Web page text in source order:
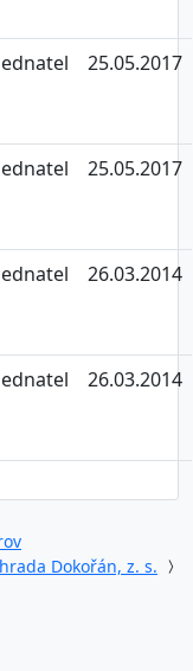
25.05.2017
25.05.2017
26.03.2014
26.03.2014
Dokořán, z. s.